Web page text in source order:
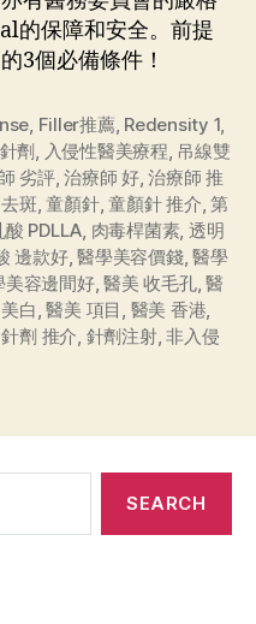
的保障和安全。前提
3個必備條件！
, Filler推薦, Redensity 1,
劑, 入侵性醫美療程, 吊線雙
劣評,治療師 好,治療師 推
斑,童顏針,童顏針 推介,第
PDLLA, 肉毒桿菌素, 透明
邊款好,醫學美容價錢,醫學
美容邊間好,醫美 收毛孔,醫
白,醫美 項目 , 醫美 香港,
針劑 推介, 針劑注射,非入侵